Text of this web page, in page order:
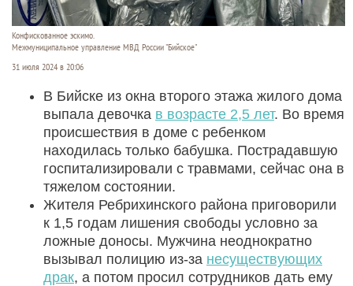
Конфискованное эскимо.
Межмуниципальное управление МВД России "Бийское"
31 июля 2024 в 20:06
В Бийске из окна второго этажа жилого дома
выпала девочка в возрасте 2,5 лет. Во время
происшествия в доме с ребенком
находилась только бабушка. Пострадавшую
госпитализировали с травмами, сейчас она в
тяжелом состоянии.
Жителя Ребрихинского района приговорили
к 1,5 годам лишения свободы условно за
ложные доносы. Мужчина неоднократно
вызывал полицию из-за несуществующих
драк, а потом просил сотрудников дать ему